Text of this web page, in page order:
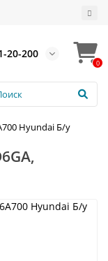
20-200
0
Hyundai Б/у